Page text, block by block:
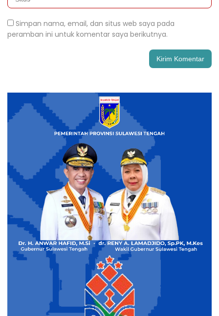
Simpan nama, email, dan situs web saya pada
peramban ini untuk komentar saya berikutnya.